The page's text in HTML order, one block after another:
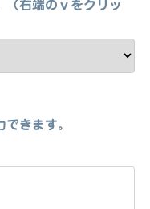
（右端のｖをクリッ
きます。